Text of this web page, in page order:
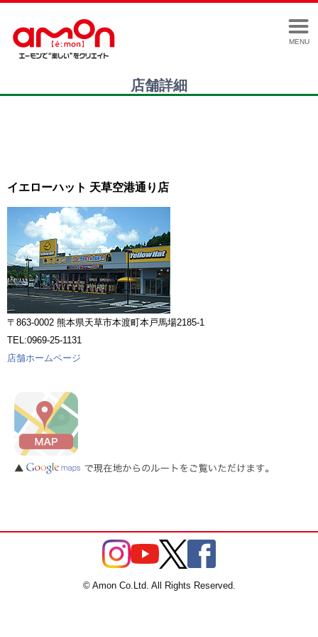
MENU
店舗詳細
イエローハット 天草空港通り店
〒863-0002 熊本県天草市本渡町本戸馬場2185-1
TEL:0969-25-1131
店舗ホームページ
© Amon Co.Ltd. All Rights Reserved.